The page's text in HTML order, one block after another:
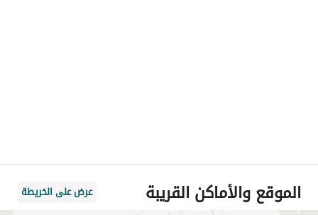
الموقع والأماكن القريبة عرض على الخريطة